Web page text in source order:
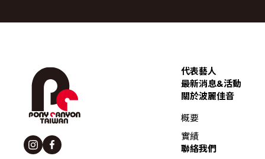
代表藝人
最新消息&活動
關於波麗佳音
概要
實績
聯絡我們